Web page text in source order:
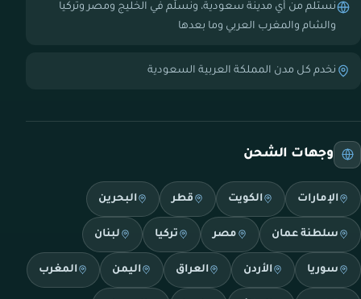
نستلم من أي مدينة سعودية، ونسلّم في الخليج ومصر وتركيا
والشام والمغرب العربي وما بعدها
نخدم كل مدن المملكة العربية السعودية
وجهات الشحن
الإمارات الكويت قطر البحرين
سلطنة عمان مصر تركيا لبنان
سوريا الأردن العراق اليمن المغرب